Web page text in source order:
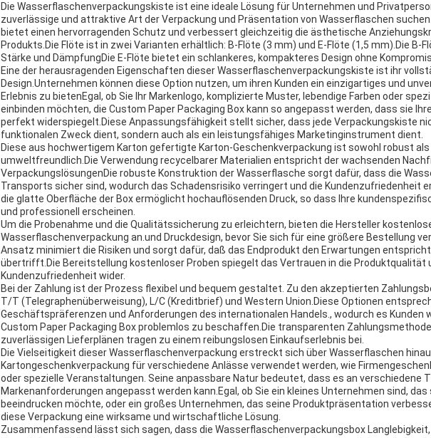
Die Wasserflaschenverpackungskiste ist eine ideale Lösung für Unternehmen und
zuverlässige und attraktive Art der Verpackung und Präsentation von Wasserflaschen
bietet einen hervorragenden Schutz und verbessert gleichzeitig die ästhetische
Produkts.Die Flöte ist in zwei Varianten erhältlich: B-Flöte (3 mm) und E-Flöte (1,5 mm).Die B-
Stärke und DämpfungDie E-Flöte bietet ein schlankeres, kompakteres Design ohne
Eine der herausragenden Eigenschaften dieser Wasserflaschenverpackungskiste ist ihr
Design.Unternehmen können diese Option nutzen, um ihren Kunden ein einzigartiges und
Erlebnis zu bietenEgal, ob Sie Ihr Markenlogo, komplizierte Muster, lebendige Farben oder
einbinden möchten, die Custom Paper Packaging Box kann so angepasst werden, dass sie
perfekt widerspiegelt.Diese Anpassungsfähigkeit stellt sicher, dass jede Verpackungskiste
funktionalen Zweck dient, sondern auch als ein leistungsfähiges Marketinginstrument dient.
Diese aus hochwertigem Karton gefertigte Karton-Geschenkverpackung ist sowohl robust
umweltfreundlich.Die Verwendung recycelbarer Materialien entspricht der wachsenden
VerpackungslösungenDie robuste Konstruktion der Wasserflasche sorgt dafür, dass die
Transports sicher sind, wodurch das Schadensrisiko verringert und die Kundenzufriedenheit
die glatte Oberfläche der Box ermöglicht hochauflösenden Druck, so dass Ihre
und professionell erscheinen.
Um die Probenahme und die Qualitätssicherung zu erleichtern, bieten die Hersteller
Wasserflaschenverpackung an.und Druckdesign, bevor Sie sich für eine größere Bestellung
Ansatz minimiert die Risiken und sorgt dafür, daß das Endprodukt den Erwartungen
übertrifft.Die Bereitstellung kostenloser Proben spiegelt das Vertrauen in die Produktqualität
Kundenzufriedenheit wider.
Bei der Zahlung ist der Prozess flexibel und bequem gestaltet. Zu den akzeptierten
T/T (Telegraphenüberweisung), L/C (Kreditbrief) und Western Union.Diese Optionen
Geschäftspräferenzen und Anforderungen des internationalen Handels., wodurch es Kunden
Custom Paper Packaging Box problemlos zu beschaffen.Die transparenten
zuverlässigen Lieferplänen tragen zu einem reibungslosen Einkaufserlebnis bei.
Die Vielseitigkeit dieser Wasserflaschenverpackung erstreckt sich über Wasserflaschen
Kartongeschenkverpackung für verschiedene Anlässe verwendet werden, wie
oder spezielle Veranstaltungen. Seine anpassbare Natur bedeutet, dass es an verschiedene
Markenanforderungen angepasst werden kann.Egal, ob Sie ein kleines Unternehmen sind, das
beeindrucken möchte, oder ein großes Unternehmen, das seine Produktpräsentation
diese Verpackung eine wirksame und wirtschaftliche Lösung.
Zusammenfassend lässt sich sagen, dass die Wasserflaschenverpackungsbox